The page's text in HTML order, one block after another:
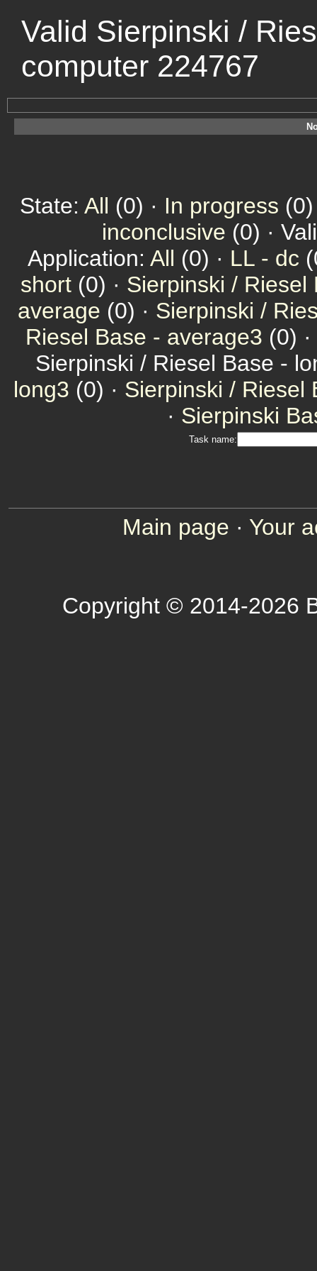
Valid Sierpinski /
computer 224767
State: All (0) · In progress
inconclusive (0) ·
Application: All (0) · LL - dc
short (0) · Sierpinski / Riesel
average (0) · Sierpinski /
Riesel Base - average3 (0) ·
Sierpinski / Riesel Base -
long3 (0) · Sierpinski / Riesel
· Sierpinski
Task name:
Main page · Your
Copyright © 2014-2026